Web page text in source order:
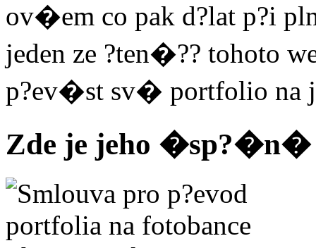
ov�em co pak d?lat p?i
jeden ze ?ten�?? tohoto
p?ev�st sv� portfolio na
Zde je jeho �sp?�n�